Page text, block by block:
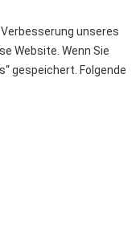
unseres
Website. Wenn Sie
gespeichert. Folgende